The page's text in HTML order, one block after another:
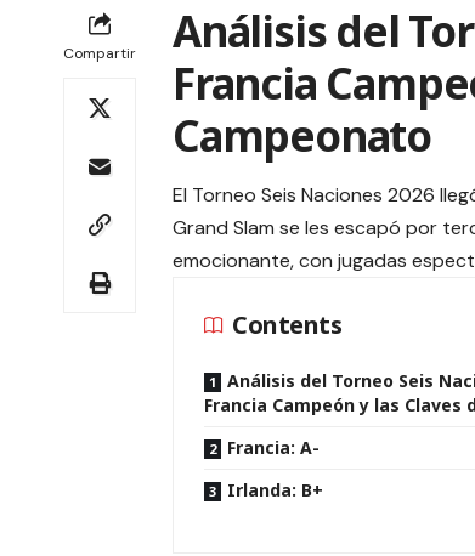
Compartir
Análisis del
Francia
Campeonato
El Torneo Seis Naciones 2026
Grand Slam se les escapó por
emocionante, con jugadas
Contents
Análisis del Torneo Seis
Francia Campeón y las Claves
Francia: A-
Irlanda: B+